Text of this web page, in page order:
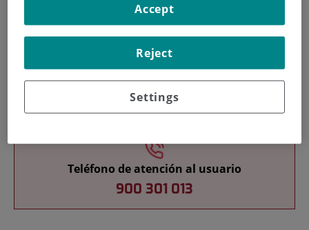
Teléfono de atención al usuario
900 301 013
Settings
Reject
Accept